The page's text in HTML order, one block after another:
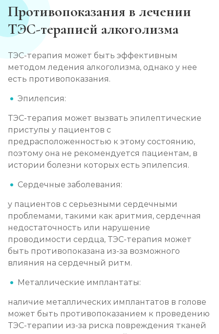
Противопоказания в лечении
ТЭС-терапией алкоголизма
ТЭС-терапия может быть эффективным
методом ледения алкоголизма, однако у нее
есть противопоказания.
Эпилепсия:
ТЭС-терапия может вызвать эпилептические
приступы у пациентов с
предрасположенностью к этому состоянию,
поэтому она не рекомендуется пациентам, в
истории болезни которых есть эпилепсия.
Сердечные заболевания:
у пациентов с серьезными сердечными
проблемами, такими как аритмия, сердечная
недостаточность или нарушение
проводимости сердца, ТЭС-терапия может
быть противопоказана из-за возможного
влияния на сердечный ритм.
Металлические имплантаты:
наличие металлических имплантатов в голове
может быть противопоказанием к проведению
ТЭС-терапии из-за риска повреждения тканей